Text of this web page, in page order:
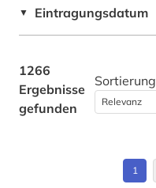
aquarell (1)
Bremen (2)
Daenemark (120)
▼ Eintragungsdatum
1266
Ergebnisse
gefunden
Sortierung
1